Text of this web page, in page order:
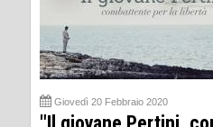
Giovedì 20 Febbraio 2020